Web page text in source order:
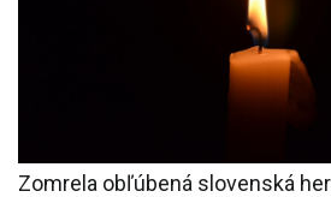
Zomrela obľúbená slovenská